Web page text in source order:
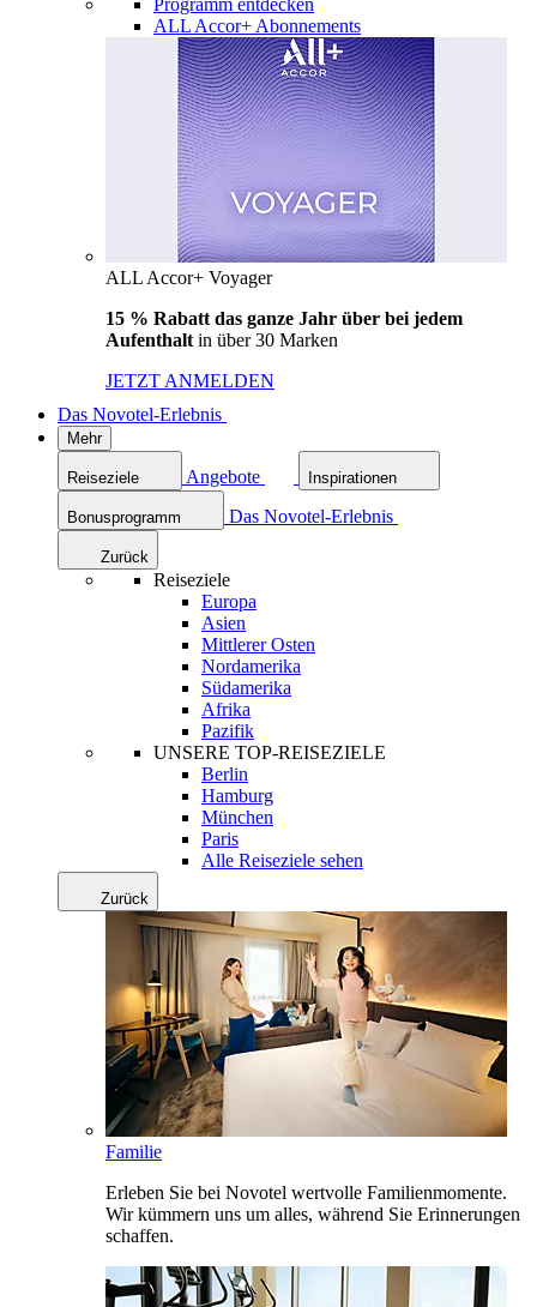
Programm entdecken
ALL Accor+ Abonnements
ALL Accor+ Voyager
15 % Rabatt das ganze Jahr über bei jedem
Aufenthalt in über 30 Marken
JETZT ANMELDEN
Das Novotel-Erlebnis
Mehr
Reiseziele Angebote Inspirationen
Bonusprogramm Das Novotel-Erlebnis
Zurück
Reiseziele
Europa
Asien
Mittlerer Osten
Nordamerika
Südamerika
Afrika
Pazifik
UNSERE TOP-REISEZIELE
Berlin
Hamburg
München
Paris
Alle Reiseziele sehen
Zurück
Familie
Erleben Sie bei Novotel wertvolle Familienmomente.
Wir kümmern uns um alles, während Sie Erinnerungen
schaffen.